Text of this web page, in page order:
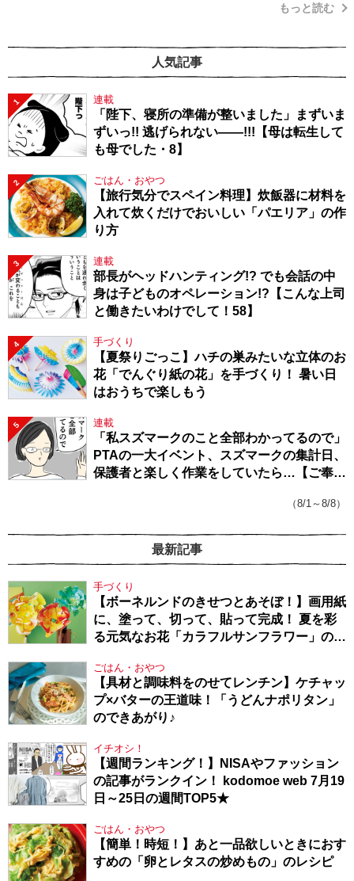
もっと読む
人気記事
1 連載
「陛下、寝所の準備が整いました」まずいま
ずいっ!! 逃げられない――!!!【母は転生して
も母でした・8】
2 ごはん・おやつ
【旅行気分でスペイン料理】炊飯器に材料を
入れて炊くだけでおいしい「パエリア」の作
り方
3 連載
部長がヘッドハンティング!? でも会話の中
身は子どものオペレーション!?【こんな上司
と働きたいわけでして！58】
4 手づくり
【夏祭りごっこ】ハチの巣みたいな立体のお
花「でんぐり紙の花」を手づくり！ 暑い日
はおうちで楽しもう
5 連載
「私スズマークのこと全部わかってるので」
PTAの一大イベント、スズマークの集計日、
保護者と楽しく作業をしていたら…【ご奉仕
（8/1～8/8）
最新記事
手づくり
【ボーネルンドのきせつとあそぼ！】画用紙
に、塗って、切って、貼って完成！ 夏を彩
る元気なお花「カラフルサンフラワー」の作
ごはん・おやつ
【具材と調味料をのせてレンチン】ケチャッ
プ×バターの王道味！「うどんナポリタン」
のできあがり♪
イチオシ！
【週間ランキング！】NISAやファッション
の記事がランクイン！ kodomoe web 7月19
日～25日の週間TOP5★
ごはん・おやつ
【簡単！時短！】あと一品欲しいときにおす
すめの「卵とレタスの炒めもの」のレシピ